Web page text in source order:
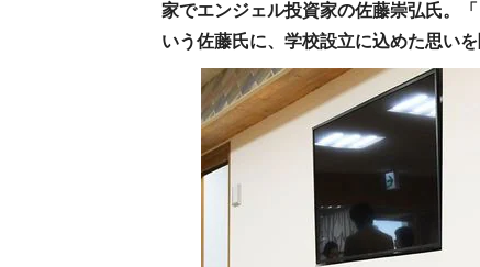
家でエンジェル投資家の佐藤崇弘氏。
いう佐藤氏に、学校設立に込めた思いを